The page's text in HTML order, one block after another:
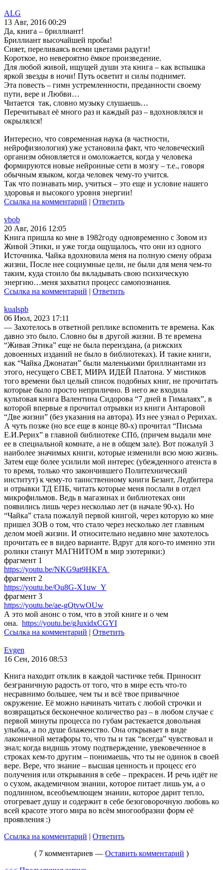
ALG
13 Авг, 2016 00:29
Да, книга – бриллиант!
Бриллиант высочайшей пробы!
Сияет, переливаясь всеми цветами радуги!
Короткое, но невероятно ёмкое произведение.
Для любой живой, ищущей души эта книга – как вспышка
яркой звезды в ночи! Путь осветит и силы поднимет.
Эта повесть – гимн устремленности, преданности своему
пути, вере и Любви…
Читается так, словно музыку слушаешь…
Перечитывал её много раз и каждый раз – вдохновлялся и
окрылялся!
Интересно, что современная наука (в частности,
нейрофизиология) уже установила факт, что человеческий
организм обновляется и омоложается, когда у человека
формируются новые нейронные сети в мозгу – т.е., говоря
обычным языком, когда человек чему-то учится.
Так что познавать мир, учиться – это еще и условие нашего
здоровья и высокого уровня энергии!
Ссылка на комментарий | Ответить
vbob
20 Авг, 2016 12:05
Книга пришла ко мне в 1982году одновременно с Зовом из
Живой Этики, и уже тогда ощущалось, что они из одного
Источника. Чайка вдохновила меня на полную смену образа
жизни, После нее социумные цели, не были для меня чем-то
таким, куда стоило бы вкладывать свою психическую
энергию…меня захватил процесс самопознания.
Ссылка на комментарий | Ответить
kualspb
06 Июл, 2023 17:11
— Захотелось в ответной реплике вспомнить те времена. Как
давно это было. Словно бы в другой жизни. В те времена
“Живая Этика” еще не была переиздана, (а рижских
довоенных изданий не было в библиотеках). И такие книги,
как “Чайка Джонатан” были маленькими бриллиантами из
этого, несущего СВЕТ, МИРА ИДЕЙ Платона. У мистиков
того времени был целый список подобных книг, не прочитать
которые было просто неприлично. В него же входила
культовая книга Валентина Сидорова “7 дней в Гималаях”, в
которой впервые я прочитал отрывки из книги Антаровой
“Две жизни” (без указания на автора). Из нее узнал о Рерихах.
А чуть позже (но все еще в конце 80-х) прочитал “Письма
Е.И.Рерих” в главной библиотеке СПб, (причем выдали мне
ее в специальной комнате, а не в общем зале). Вот пожалуй 3
наиболее значимых книги, которые изменили всю мою жизнь.
Затем еще более усилили мой интерес (убежденного атеиста в
то время, только что закончившего Политехнический
институт) к чему-то таинственному книги Безант, Ледбитера
и отрывки ТД ЕПБ, читать которые меня послали в отдел
микрофильмов. Ведь в магазинах и библиотеках они
появились лишь через несколько лет (в начале 90-х). Но
“Чайка” стала пожалуй первой книгой, через которую ко мне
пришел ЗОВ о том, что стало через несколько лет главным
делом моей жизни. И относительно недавно мне захотелось
прочитать ее в видео варианте. Вдруг для кого-то именно эти
ролики станут МАГНИТОМ в мир эзотерики:)
фрагмент 1
https://youtu.be/NKG9at9HKFA
фрагмент 2
https://youtu.be/Ou8G-X1uw_Y
фрагмент 3
https://youtu.be/ae-gQtvwOUw
А это мой анонс о том, что в этой книге и о чем
она. https://youtu.be/gJuxidxCGYI
Ссылка на комментарий | Ответить
Evgen
16 Сен, 2016 08:53
Книга находит отклик в каждой частичке тебя. Приносит
безграничную радость от того, что в мире есть что-то
несравнимо большее, чем ты и всё твое привычное
окружение. Её можно начинать читать с любой строчки и
возвращаться бесконечное количество раз – в любом случае с
первой минуты процесса по губам растекается довольная
улыбка, а по душе блаженство. Она открывает в виде
лаконичной метафоры то, что ты и так “всегда” чувствовал и
знал; когда видишь этому подтверждение, увековеченное в
строках кем-то другим – понимаешь, что ты не одинок в своей
вере. Вере, что знание – высшая ценность и процесс его
получения или открывания в себе – прекрасен. И речь идёт не
о сухом, академичном знании, которое питает лишь ум, а о
подлинном, всеобъемлющем знании, которое дарит тепло,
отогревает душу и содержит в себе безоговорочную любовь ко
всей красоте этого мира во всём многообразии форм её
проявления :)
Ссылка на комментарий | Ответить
( 7 комментариев — Оставить комментарий )